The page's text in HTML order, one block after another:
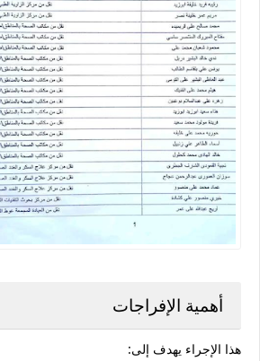
أهمية الإفراجات
هذا الإجراء يهدف إلى: